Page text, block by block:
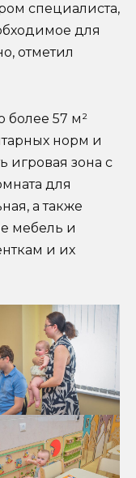
специалиста,
для
отметил
более 57 м²
норм и
игровая зона с
для
а также
мебель и
и их